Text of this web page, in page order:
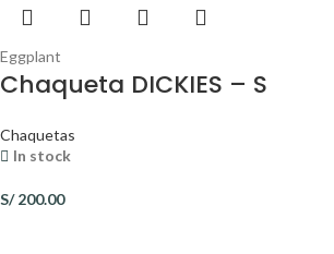
Eggplant
Chaqueta DICKIES – S
Chaquetas
In stock
S/200.00